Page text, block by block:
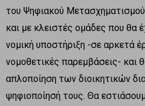
του Ψηφιακού
και με κλειστές ομάδες που θα
νομική υποστήριξη -σε αρκετά
νομοθετικές παρεμβάσεις- και
απλοποίηση των διοικητικών
ψηφιοποίησή τους. Θα